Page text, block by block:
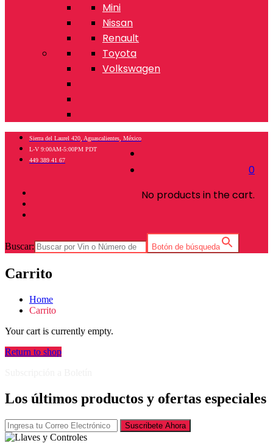
Mini
Nissan
Renault
Toyota
Volkswagen
0
No products in the cart.
Sierra del Laurel 420, Aguascalientes, México
L-V 9:00AM-5:00PM PDT
449 389 41 67
Buscar: Botón de búsqueda
Carrito
Home
Carrito
Your cart is currently empty.
Return to shop
Los últimos productos y ofertas especiales
Suscribete Ahora